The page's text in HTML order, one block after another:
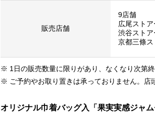
販売店舗
9店舗
広尾スト
渋谷ストア
京都三條
※ 1日の販売数量に限りがあり、なくなり次第終
※ ご予約やお取り置きは承っておりません。店
オリジナル巾着バッグ入「果実実感ジャ